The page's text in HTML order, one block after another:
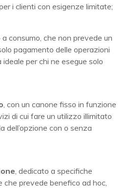
i clienti con esigenze limitate;
a consumo, che non prevede un
pagamento delle operazioni
per chi ne esegue solo
, con un canone fisso in funzione
di cui fare un utilizzo illimitato
dell’opzione con o senza
, dedicato a specifiche
che prevede benefico ad hoc,